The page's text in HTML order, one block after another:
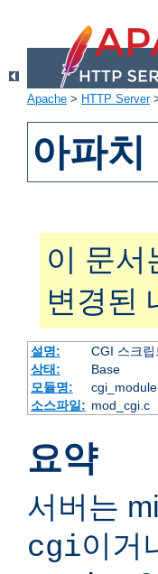
Apache > HTTP Server
아파
이 문서
변경된
설명:
CGI 스크립
상태:
Base
모듈명:
cgi_module
소스파일: mod_cgi.c
요약
서버는
cgi이거